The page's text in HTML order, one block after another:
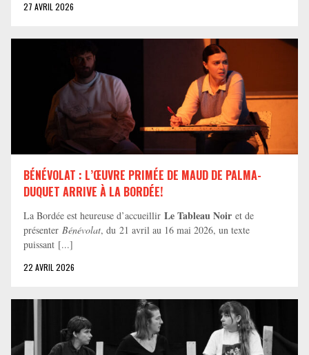
27 AVRIL 2026
BÉNÉVOLAT : L’ŒUVRE PRIMÉE DE MAUD DE PALMA-
DUQUET ARRIVE À LA BORDÉE!
La Bordée est heureuse d’accueillir Le Tableau Noir et de
présenter Bénévolat, du 21 avril au 16 mai 2026, un texte
puissant [...]
22 AVRIL 2026